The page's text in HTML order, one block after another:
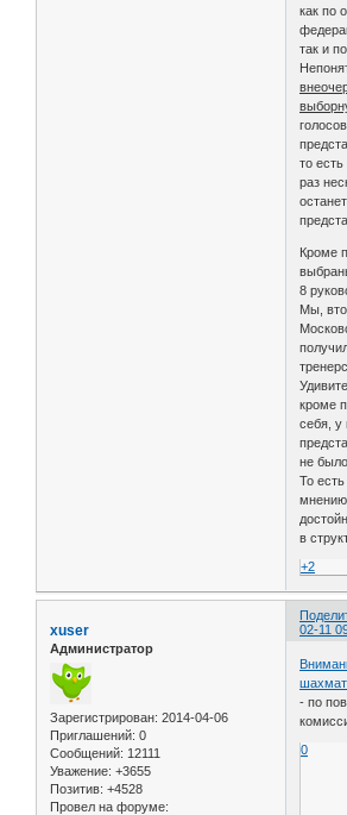
как по
так и
то
раз
Кроме
8
Мы,
кроме
себя, у
не было.
То
в
+2
02-11
xuser
Администратор
Зарегистрирован: 2014-04-06
Приглашений: 0
Сообщений: 12111
Уважение: +3655
Позитив: +4528
Провел на форуме:
- по
0